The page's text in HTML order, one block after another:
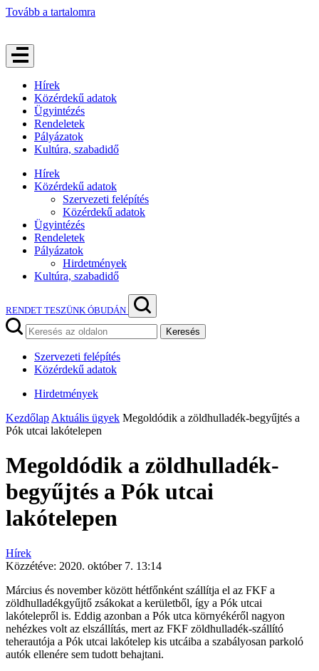
Tovább a tartalomra
Hírek
Közérdekű adatok
Ügyintézés
Rendeletek
Pályázatok
Kultúra, szabadidő
Hírek
Közérdekű adatok
Szervezeti felépítés
Közérdekű adatok
Ügyintézés
Rendeletek
Pályázatok
Hirdetmények
Kultúra, szabadidő
RENDET TESZÜNK ÓBUDÁN
Keresés
Szervezeti felépítés
Közérdekű adatok
Hirdetmények
Kezdőlap Aktuális ügyek Megoldódik a zöldhulladék-begyűjtés a
Pók utcai lakótelepen
Megoldódik a zöldhulladék-
begyűjtés a Pók utcai
lakótelepen
Hírek
Közzétéve: 2020. október 7. 13:14
Március és november között hétfőnként szállítja el az FKF a
zöldhulladékgyűjtő zsákokat a kerületből, így a Pók utcai
lakótelepről is. Eddig azonban a Pók utca környékéről nagyon
nehézkes volt az elszállítás, mert az FKF zöldhulladék-szállító
teherautója a Pók utcai lakótelep kis utcáiba a szabályosan parkoló
autók ellenére sem tudott behajtani.